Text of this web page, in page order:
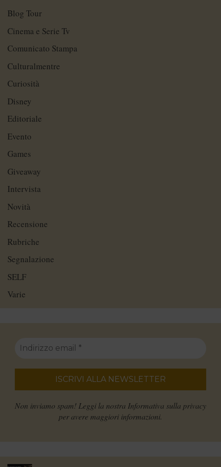
Blog Tour
Cinema e Serie Tv
Comunicato Stampa
Culturalmentre
Curiosità
Disney
Editoriale
Evento
Games
Giveaway
Intervista
Novità
Recensione
Rubriche
Segnalazione
SELF
Varie
Non inviamo spam! Leggi la nostra Informativa sulla privacy
per avere maggiori informazioni.